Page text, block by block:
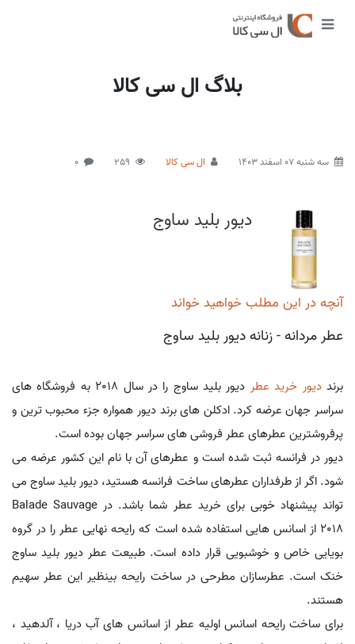
بلاگ ال سی کالا
سه شنبه 07 اسفند 1403 ال سی کالا 259
0
دیور بلید ساوج
آنچه در این مطلب خواهید خواند
عطر مردانه - زنانه دیور بلید ساوج
برنددیور خرید عطر
دیور بلید ساوج را در سال 2018 به فروشگاه های
سراسر جهان عرضه کرد. ادکلن های برند دیور همواره جزء محبوب ترین و
پرفروشترین عطرهای عطر فروشی های سراسر جهان بوده است.
دیور در فرانسه ثبت شده است و عطرهای آن با نام این کشور عرضه می
شود. اگر از طرفداران عطرهای ساخت فرانسه هستید، دیور بلید ساوج می
تواند پیشنهاد خوبی برای خرید عطر شما باشد. در Balade Sauvage
2018 از اسانس هایی استفاده شده است که رایحه نهایی عطر را در گروه
بویایی خاص و خوشبویی قرار داده است. طبیعت عطر دیور بلید ساوج
خنک است. عطرسازان مطرحی در ساخت رایحه بینظیر این عطر سهیم
هستند.
برای ساخت رایحه اسانس اولیه عطر از اسانس های آب دریا ، آلدهید ،